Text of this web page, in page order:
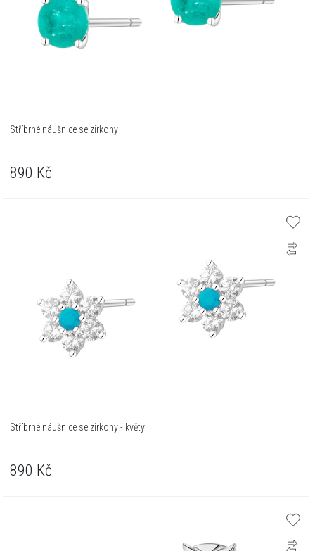
Stříbrné náušnice se zirkony
890 Kč
Stříbrné náušnice se zirkony - květy
890 Kč